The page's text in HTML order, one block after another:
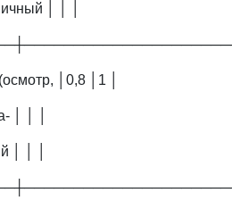
│ │ │
│0,8 │1 │
│ │ │
│ │ │